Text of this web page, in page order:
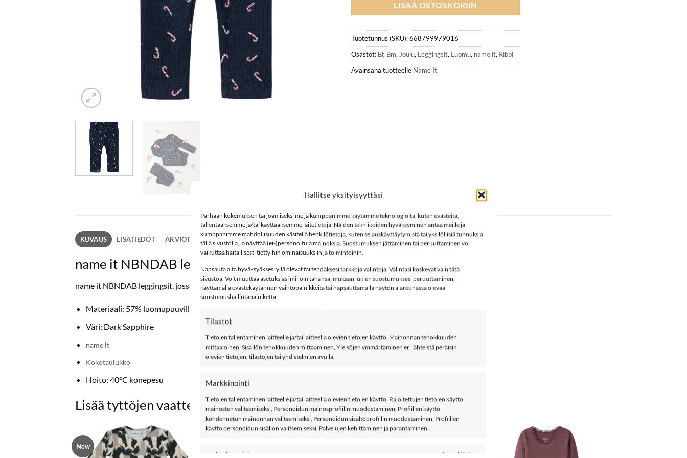
Hallitse yksityisyyttäsi
Parhaan kokemuksen tarjoamiseksi me ja kumppanimme käytämme teknologioita, kuten evästeitä,
tallentaaksemme ja/tai käyttääksemme laitetietoja. Näiden tekniikoiden hyväksyminen antaa meille ja
kumppanimme mahdollisuuden käsitellä henkilötietoja, kuten selauskäyttäytymistä tai yksilöllisiä tunnuksia
tällä sivustolla, ja näyttää (ei-)personoituja mainoksia. Suostumuksen jättäminen tai peruuttaminen voi
vaikuttaa haitallisesti tiettyihin ominaisuuksiin ja toimintoihin.
Napsauta alta hyväksyäksesi yllä olevat tai tehdäksesi tarkkoja valintoja. Valintasi koskevat vain tätä
sivustoa. Voit muuttaa asetuksiasi milloin tahansa, mukaan lukien suostumuksesi peruuttaminen,
käyttämällä evästekäytännön vaihtopainikkeita tai napsauttamalla näytön alareunassa olevaa
suostumushallintapainiketta.
Tilastot
Tietojen tallentaminen laitteelle ja/tai laitteella olevien tietojen käyttö, Mainonnan tehokkuuden
mittaaminen, Sisällön tehokkuuden mittaaminen, Yleisöjen ymmärtäminen eri lähteistä peräisin
olevien tietojen, tilastojen tai yhdistelmien avulla.
Markkinointi
Tietojen tallentaminen laitteelle ja/tai laitteella olevien tietojen käyttö, Rajoitettujen tietojen käyttö
mainosten valitsemiseksi, Personoidun mainosprofiilin muodostaminen, Profiilien käyttö
kohdennetun mainonnan valitsemiseksi, Personoidun sisältöprofiilin muodostaminen, Profiilien
käyttö personoidun sisällön valitsemiseksi, Palvelujen kehittäminen ja parantaminen.
ominaisuudet Aina aktiivinen
LISÄÄ OSTOSKORIIN
Tuotetunnus (SKU):668799979016
Osastot: Bf, Bm, Joulu, Leggingsit, Luomu, name it, Ribbi
Avainsana tuotteelle Name It
KUVAUS LISÄTIEDOT ARVIOT (0)
name it NBNDAB leggingsit, Dark Sapphire
name it NBNDAB leggingsit, jossa pehmeä ribbineulos. Kaunis karkkikeppikuosi.
Materiaali: 57% luomupuuvillaa,38% modaal ja 5% elastaania
Väri: Dark Sapphire
name it
Kokotaulukko
Hoito: 40°C konepesu
Lisää tyttöjen vaatteita
New
LISÄÄ
LISÄÄ